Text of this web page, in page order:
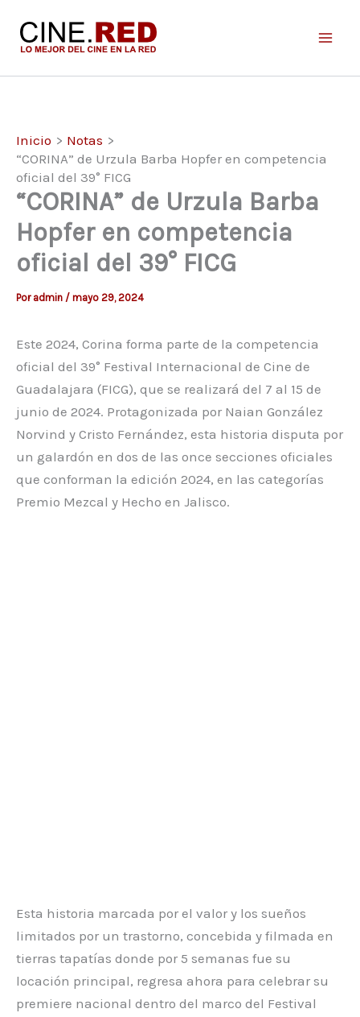
contenido
Inicio
Notas
“CORINA” de Urzula Barba Hopfer en competencia
oficial del 39° FICG
“CORINA” de Urzula Barba
Hopfer en competencia
oficial del 39° FICG
Por admin / mayo 29, 2024
Este 2024, Corina forma parte de la competencia
oficial del 39° Festival Internacional de Cine de
Guadalajara (FICG), que se realizará del 7 al 15 de
junio de 2024. Protagonizada por Naian González
Norvind y Cristo Fernández, esta historia disputa por
un galardón en dos de las once secciones oficiales
que conforman la edición 2024, en las categorías
Premio Mezcal y Hecho en Jalisco.
Esta historia marcada por el valor y los sueños
limitados por un trastorno, concebida y filmada en
tierras tapatías donde por 5 semanas fue su
locación principal, regresa ahora para celebrar su
premiere nacional dentro del marco del Festival